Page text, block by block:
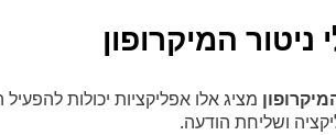
המיקרופון
מציג אלו אפליקציות יכולות
ושליחת הודעה.